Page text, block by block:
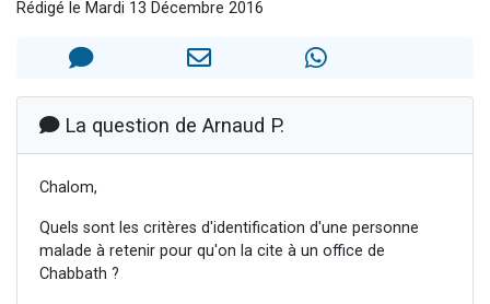
Odaya vient de donner son Maasser
2 personnes viennent de faire un don pour Tsédaka : pauvres d'Israel
Rédigé le Mardi 13 Décembre 2016
La question de Arnaud P.
Chalom,
Quels sont les critères d'identification d'une personne
malade à retenir pour qu'on la cite à un office de
Chabbath ?